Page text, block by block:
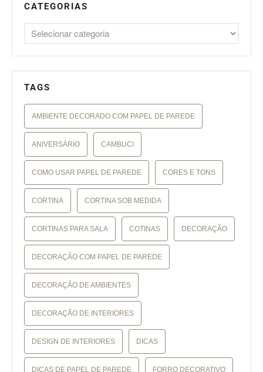
CATEGORIAS
TAGS
AMBIENTE DECORADO COM PAPEL DE PAREDE
ANIVERSÁRIO CAMBUCI
COMO USAR PAPEL DE PAREDE CORES E TONS
CORTINA CORTINA SOB MEDIDA
CORTINAS PARA SALA COTINAS DECORAÇÃO
DECORAÇÃO COM PAPEL DE PAREDE
DECORAÇÃO DE AMBIENTES
DECORAÇÃO DE INTERIORES
DESIGN DE INTERIORES DICAS
DICAS DE PAPEL DE PAREDE FORRO DECORATIVO